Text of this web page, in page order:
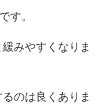
す。
みやすくなりま
のは良くありま